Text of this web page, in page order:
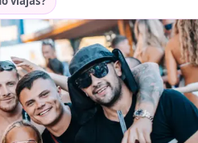
fechas…
OK